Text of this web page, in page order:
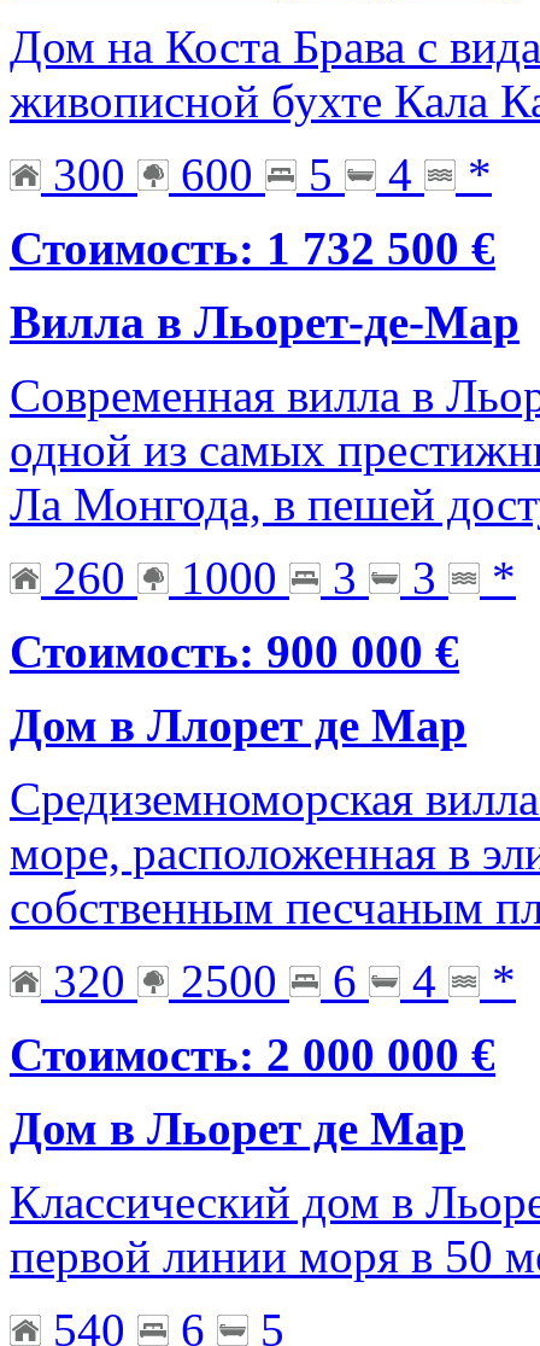
Дом на Коста Брава с
живописной бухте Кала
300
600 5 4
*
Стоимость: 1 732 500 €
Вилла в Льорет-де-Мар
Современная вилла в
одной из самых
Ла Монгода, в пешей
260
1000 3 3
*
Стоимость: 900 000 €
Дом в Ллорет де Мар
Средиземноморская
море, расположенная в
собственным песчаным
320
2500 6 4
*
Стоимость: 2 000 000 €
Дом в Льорет де Мар
Классический дом в
первой линии моря в 50
540
6 5